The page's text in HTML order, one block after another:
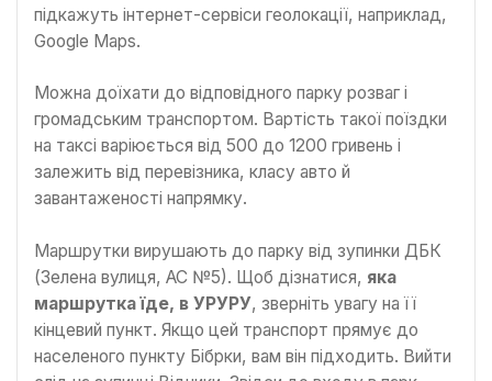
підкажуть інтернет-сервіси геолокації, наприклад,
Google Maps.
Можна доїхати до відповідного парку розваг і
громадським транспортом. Вартість такої поїздки
на таксі варіюється від 500 до 1200 гривень і
залежить від перевізника, класу авто й
завантаженості напрямку.
Маршрутки вирушають до парку від зупинки ДБК
(Зелена вулиця, АС №5). Щоб дізнатися, яка
маршрутка їде, в УРУРУ, зверніть увагу на її
кінцевий пункт. Якщо цей транспорт прямує до
населеного пункту Бібрки, вам він підходить. Вийти